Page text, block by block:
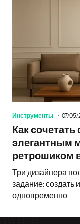
Инструменты 07/05/
Как
элегантным
ретрошиком
Три дизайнера
задание: создать
одновременно